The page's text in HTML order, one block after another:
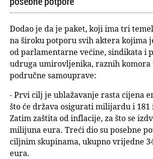
Dodao je da je paket, koji ima tri
na široku potporu svih aktera kojima
od parlamentarne većine, sindikata i
udruga umirovljenika, raznih komora
područne samouprave:
- Prvi cilj je ublažavanje rasta cijena
što će država osigurati milijardu i
Zatim zaštita od inflacije, za što se
milijuna eura. Treći dio su posebne
ciljnim skupinama, ukupno vrijedne
eura.